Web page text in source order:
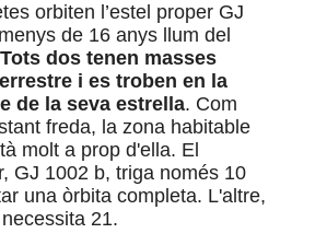
orbiten l’estel proper GJ
de 16 anys llum del
Tots dos tenen masses
i es troben en la
de la seva estrella. Com
freda, la zona habitable
molt a prop d'ella. El
GJ 1002 b, triga només 10
una òrbita completa. L'altre,
21.